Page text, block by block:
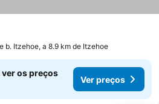
b. Itzehoe, a 8.9 km de Itzehoe
ver os preços
Ver preços